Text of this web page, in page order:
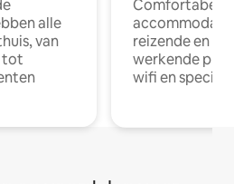
alle
van
tot
Comfortabele
reizende en
werkende
wifi en